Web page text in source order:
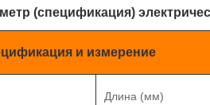
(спецификация)
и измерение
Длина (мм)